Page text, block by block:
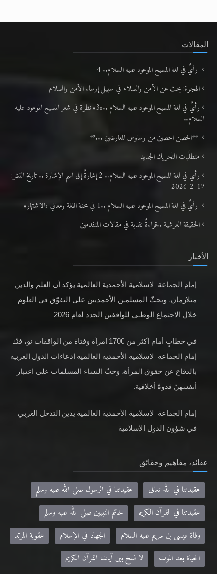
المقالات
رأيٌ في لغة المسيح الموعود عليه السلام.. 4
الهجرة: بحث عن الأمن والسلام في سبيل إرساء الأمن والسلام
رأيٌ في لغة المسيح الموعود عليه السلام ..«3» نظرة في شعر المسيح الموعود عليه
السلام..
**الحصن الحصين من وساوس المعارضين ...**
متطلَّبات التّحريك الجديد
رأي في لغة المسيح الموعود عليه السلام.. 2 إشارةٌ إلى اسم الإشارة .. تاريخ النشر:
19-2-2026
رأيٌ في لغة المسيح الموعود عليه السلام ..1 في محنة اللغة ومعاني «الاشتهار»
الحقيقة العرشية ..قراءةٌ نقدية في مقالات المتقدمين
الأخبار
إمام الجماعة الإسلامية الأحمدية العالمية يؤكد أن العلم والدين
متلازمان، ويحثّ المسلمين الأحمديين على التفوّق في العلوم
خلال الاجتماع الوطني للواقفين الجدد لعام 2026
في خطابٍ أمام أكثر من 1700 امرأة وفتاة من الواقفات نو، فنّد
إمام الجماعة الإسلامية الأحمدية العالمية ادعاءات الدول الغربية
بالدفاع عن حقوق المرأة، وحثّ النساء المسلمات على اعتبار
أنفسهنّ قدوةً أخلاقية.
إمام الجماعة الإسلامية الأحمدية العالمية يدين التدخل الغربي
في شؤون الدول الإسلامية
عقائد، مفاهيم وحقائق
عقيدتنا في الله تعالى
عقيدتنا في الرسول صلى الله عليه وسلم
عقيدتنا في القرآن الكريم
خاتم النبيين صلى الله عليه وسلم
وفاة عيسى بن مريم عليه السلام
الجهاد في الإسلام
عقوبة المرتد
الحياة بعد الموت
لا نسخ بين آيات القرآن الكريم